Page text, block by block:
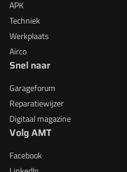
APK
Techniek
Werkplaats
Airco
Snel naar
Garageforum
Reparatiewijzer
Digitaal magazine
Volg AMT
Facebook